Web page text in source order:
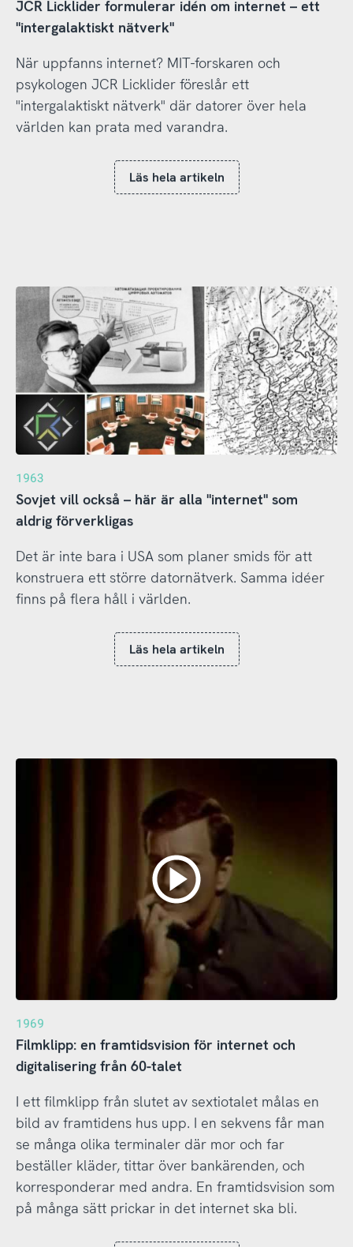
JCR Licklider formulerar idén om internet – ett
"intergalaktiskt nätverk"
När uppfanns internet? MIT-forskaren och
psykologen JCR Licklider föreslår ett
"intergalaktiskt nätverk" där datorer över hela
världen kan prata med varandra.
Läs hela artikeln
1963
Sovjet vill också – här är alla "internet" som
aldrig förverkligas
Det är inte bara i USA som planer smids för att
konstruera ett större datornätverk. Samma idéer
finns på flera håll i världen.
Läs hela artikeln
1969
Filmklipp: en framtidsvision för internet och
digitalisering från 60-talet
I ett filmklipp från slutet av sextiotalet målas en
bild av framtidens hus upp. I en sekvens får man
se många olika terminaler där mor och far
beställer kläder, tittar över bankärenden, och
korresponderar med andra. En framtidsvision som
på många sätt prickar in det internet ska bli.